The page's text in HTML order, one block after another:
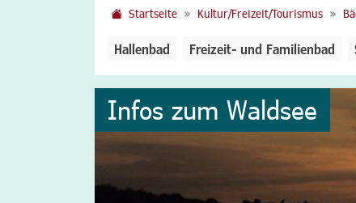
Startseite Kultur/Freizeit/Tourismus
Hallenbad Freizeit- und Familienbad
Infos zum Waldsee